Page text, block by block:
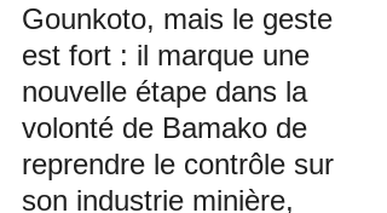
Gounkoto, mais le geste
est fort : il marque une
nouvelle étape dans la
volonté de Bamako de
reprendre le contrôle sur
son industrie minière,